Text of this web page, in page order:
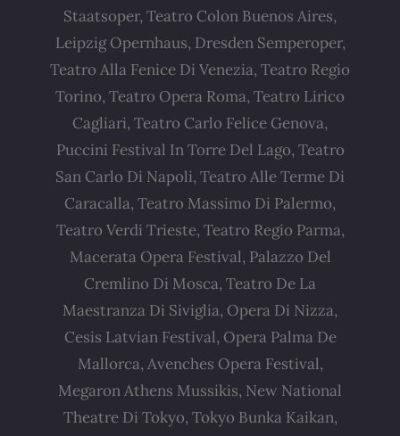
Staatsoper, Teatro Colon Buenos Aires,
Leipzig Opernhaus, Dresden Semperoper,
Teatro Alla Fenice Di Venezia, Teatro Regio
Torino, Teatro Opera Roma, Teatro Lirico
Cagliari, Teatro Carlo Felice Genova,
Puccini Festival In Torre Del Lago, Teatro
San Carlo Di Napoli, Teatro Alle Terme Di
Caracalla, Teatro Massimo Di Palermo,
Teatro Verdi Trieste, Teatro Regio Parma,
Macerata Opera Festival, Palazzo Del
Cremlino Di Mosca, Teatro De La
Maestranza Di Siviglia, Opera Di Nizza,
Cesis Latvian Festival, Opera Palma De
Mallorca, Avenches Opera Festival,
Megaron Athens Mussikis, New National
Theatre Di Tokyo, Tokyo Bunka Kaikan,